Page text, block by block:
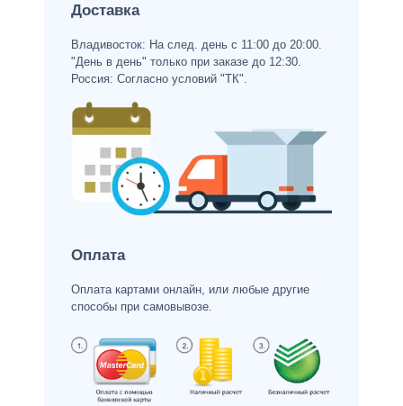
Доставка
Владивосток: На след. день с 11:00 до 20:00.
"День в день" только при заказе до 12:30.
Россия: Согласно условий "ТК".
Оплата
Оплата картами онлайн, или любые другие
способы при самовывозе.